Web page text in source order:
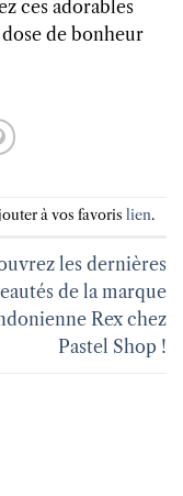
ces adorables
de bonheur
à vos favoris lien.
les dernières
de la marque
Rex chez
Pastel Shop !